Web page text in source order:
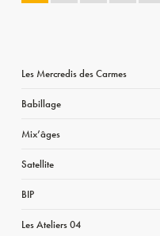
Les Mercredis des Carmes
Babillage
Mix’âges
Satellite
BIP
Les Ateliers 04